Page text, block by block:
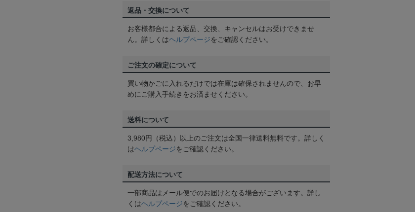
返品・交換について
お客様都合による返品、交換、キャンセルはお受けできませ
ん。詳しくはヘルプページをご確認ください。
ご注文の確定について
買い物かごに入れるだけでは在庫は確保されませんので、お早
めにご購入手続きをお済ませください。
送料について
3,980円（税込）以上のご注文は全国一律送料無料です。詳しく
はヘルプページをご確認ください。
配送方法について
一部商品はメール便でのお届けとなる場合がございます。詳し
くはヘルプページをご確認ください。